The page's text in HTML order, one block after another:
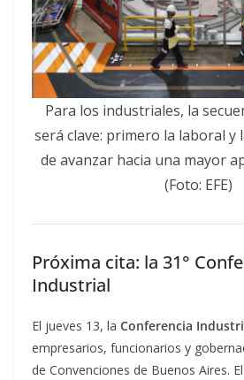
Para los industriales, la
será clave: primero la laboral
de avanzar hacia una mayor
(Foto: EFE)
Próxima cita: la 31°
Industrial
El jueves 13, la Conferencia
empresarios, funcionarios y
de Convenciones de Buenos Aires.